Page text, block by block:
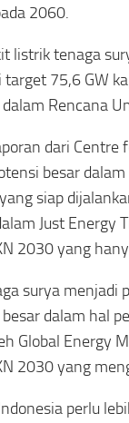
2060.
listrik tenaga
75,6 GW
Rencana
dari Centre
besar dalam
siap
Just Energy
2030 yang
surya menjadi
dalam hal
Global Energy
2030 yang
perlu